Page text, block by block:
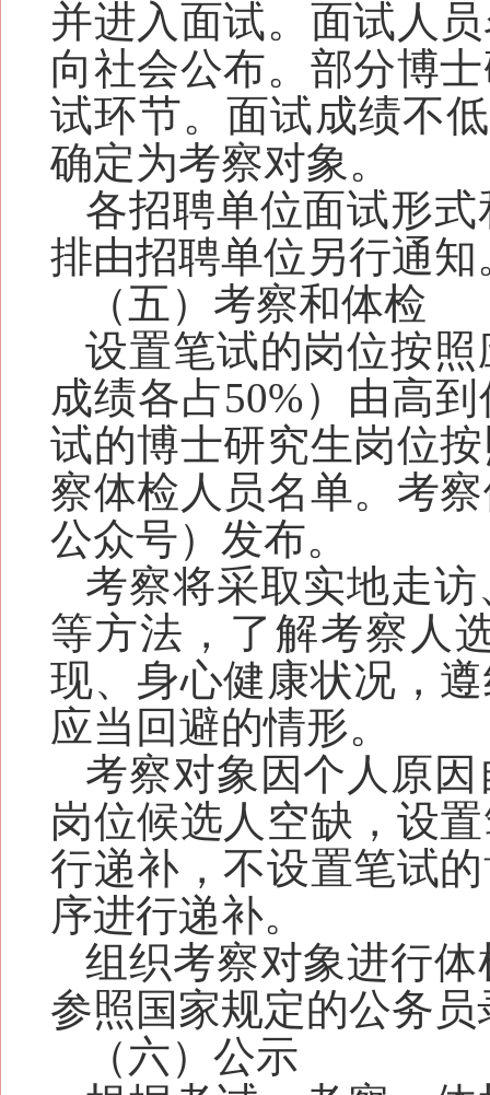
并进入面试。面试人
向社会公布。 部分博
试环节。面试成绩不
确定为考察对象 。
各招聘单位面试形式
排由招聘单位另行通知
（五）考察和体检
设置笔试的岗位按
成绩各占50%） 由高
试的博士研究生岗位
察体检人员名单。考
公众号）发布。
考察将采取实地走
等方法，了解考察人
现、身心健康状况，
应当回避的情形。
考察对象因个人原
岗位候选人空缺， 设
行递补 ，不设置笔试
序进行递补。
组织考察对象进行
参照国家规定的公务
（六）公示